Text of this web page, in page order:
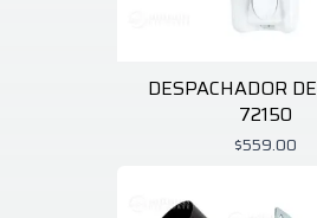
DESPACHADOR
72150
$559.00